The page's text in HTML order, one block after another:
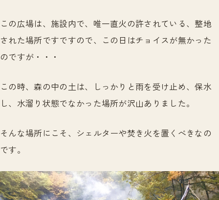
この広場は、施設内で、唯一直火の許されている、整地
された場所ですですので、この日はチョイスが無かった
のですが・・・
この時、森の中の土は、しっかりと雨を受け止め、保水
し、水溜り状態でなかった場所が沢山ありました。
そんな場所にこそ、シェルターや焚き火を置くべきなの
です。